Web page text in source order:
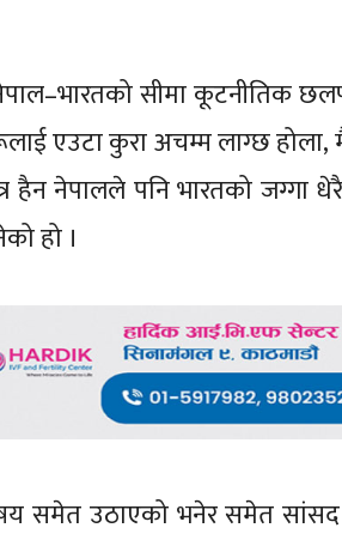
सीमा कूटनीतिक
एउटा कुरा अचम्म लाग्छ
हैन नेपालले पनि भारतको जग्गा
हो ।
समेत उठाएको भनेर समेत